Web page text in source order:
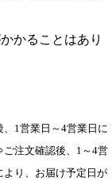
かることはあり
1営業日～4営業日に
注文確認後、1～4営
り、お届け予定日が